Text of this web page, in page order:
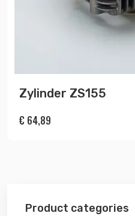
Product categories
Zylinder ZS155
€ 64,89